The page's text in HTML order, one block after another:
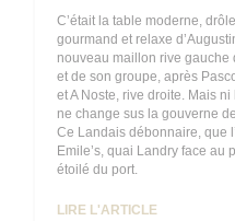
C’était la table moderne,
gourmand et relaxe
nouveau maillon rive gauche
et de son groupe, après
et A Noste, rive droite. Mais
ne change sus la gouverne
Ce Landais débonnaire, que
Emile’s, quai Landry face au
étoilé du port.
LIRE L'ARTICLE